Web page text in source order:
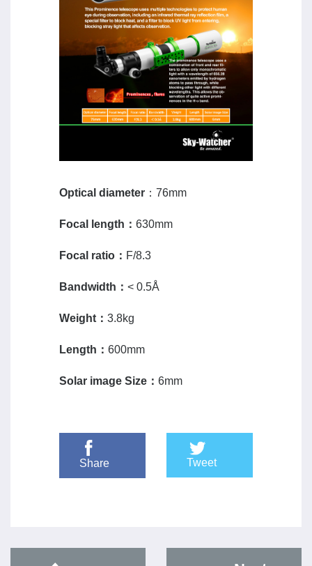
Optical diameter ： 76mm
Focal length ： 630mm
Focal ratio ： F/8.3
Bandwidth ： < 0.5Å
Weight ： 3.8kg
Length ： 600mm
Solar image Size ： 6mm
Share Tweet